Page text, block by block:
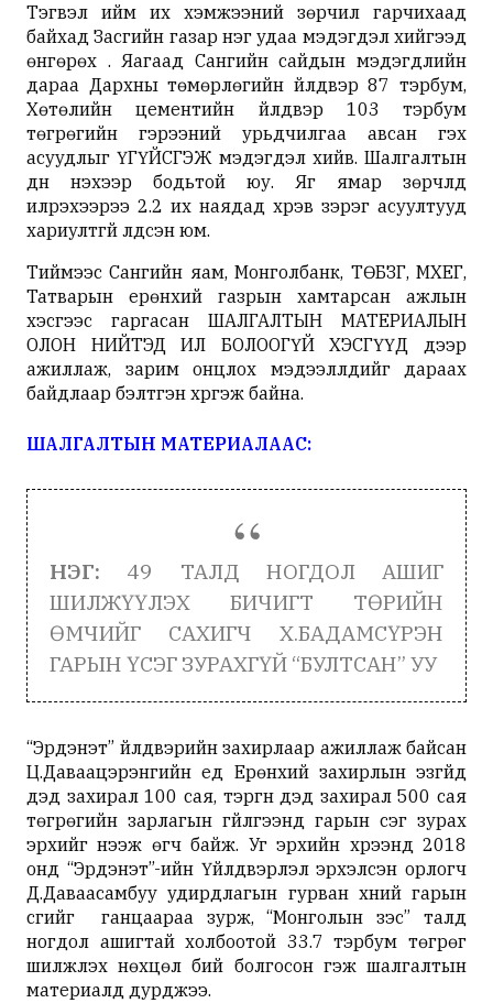
Тэгвэл ийм их хэмжээний зөрчил гарчихаад
байхад Засгийн газар нэг удаа мэдэгдэл хийгээд
өнгөрөх үү. Яагаад Сангийн сайдын мэдэгдлийн
дараа Дархны төмөрлөгийн үйлдвэр 87 тэрбум,
Хөтөлийн цементийн үйлдвэр 103 тэрбум
төгрөгийн гэрээний урьдчилгаа авсан гэх
асуудлыг ҮГҮЙСГЭЖ мэдэгдэл хийв. Шалгалтын
дүн үнэхээр бодьтой юу. Яг ямар зөрчлүүд
илрэхээрээ 2.2 их наядад хүрэв зэрэг асуултууд
хариултгүй үлдсэн юм.
Тиймээс Сангийн яам, Монголбанк, ТӨБЗГ, МХЕГ,
Татварын ерөнхий газрын хамтарсан ажлын
хэсгээс гаргасан ШАЛГАЛТЫН МАТЕРИАЛЫН
ОЛОН НИЙТЭД ИЛ БОЛООГҮЙ ХЭСГҮҮД дээр
ажиллаж, зарим онцлох мэдээллүүдийг дараах
байдлаар бэлтгэн хүргэж байна.
ШАЛГАЛТЫН МАТЕРИАЛААС:
НЭГ: 49 ТАЛД НОГДОЛ АШИГ
ШИЛЖҮҮЛЭХ БИЧИГТ ТӨРИЙН
ӨМЧИЙГ САХИГЧ Х.БАДАМСҮРЭН
ГАРЫН ҮСЭГ ЗУРАХГҮЙ “БУЛТСАН” УУ
“Эрдэнэт” үйлдвэрийн захирлаар ажиллаж байсан
Ц.Даваацэрэнгийн үед Ерөнхий захирлын эзгүйд
дэд захирал 100 сая, тэргүүн дэд захирал 500 сая
төгрөгийн зарлагын гүйлгээнд гарын үсэг зурах
эрхийг нээж өгч байж. Уг эрхийн хүрээнд 2018
онд “Эрдэнэт”-ийн Үйлдвэрлэл эрхэлсэн орлогч
Д.Даваасамбуу удирдлагын гурван хүний гарын
үсгийг ганцаараа зурж, “Монголын зэс” талд
ногдол ашигтай холбоотой 33.7 тэрбум төгрөг
шилжүүлэх нөхцөл бий болгосон гэж шалгалтын
материалд дурджээ.